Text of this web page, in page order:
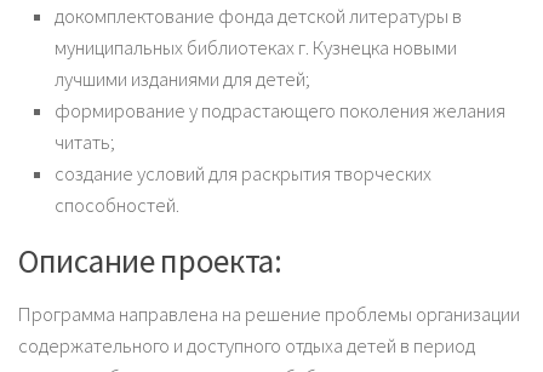
докомплектование фонда детской литературы в
муниципальных библиотеках г. Кузнецка новыми
лучшими изданиями для детей;
формирование у подрастающего поколения желания
читать;
создание условий для раскрытия творческих
способностей.
Описание проекта:
Программа направлена на решение проблемы организации
содержательного и доступного отдыха детей в период